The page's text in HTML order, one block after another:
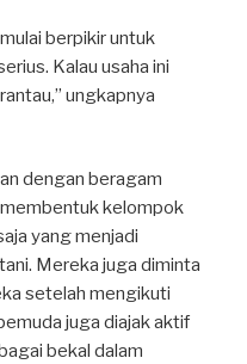
berpikir untuk
Kalau usaha ini
ungkapnya
dengan beragam
kelompok
yang menjadi
Mereka juga diminta
setelah mengikuti
juga diajak aktif
bekal dalam